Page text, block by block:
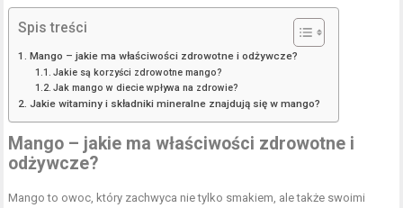
Spis treści
Mango – jakie ma właściwości zdrowotne i odżywcze?
Jakie są korzyści zdrowotne mango?
Jak mango w diecie wpływa na zdrowie?
Jakie witaminy i składniki mineralne znajdują się w mango?
Mango – jakie ma właściwości zdrowotne i
odżywcze?
Mango to owoc, który zachwyca nie tylko smakiem, ale także swoimi